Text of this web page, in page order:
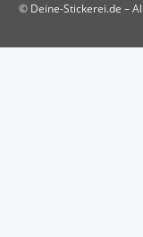
© Deine-Stickerei.de –